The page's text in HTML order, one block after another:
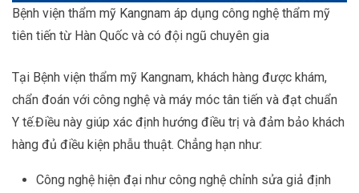
Bệnh viện thẩm mỹ Kangnam áp dụng công nghệ thẩm mỹ
tiên tiến từ Hàn Quốc và có đội ngũ chuyên gia
Tại Bệnh viện thẩm mỹ Kangnam, khách hàng được khám,
chẩn đoán với công nghệ và máy móc tân tiến và đạt chuẩn
Y tế.Điều này giúp xác định hướng điều trị và đảm bảo khách
hàng đủ điều kiện phẫu thuật. Chẳng hạn như:
Công nghệ hiện đại như công nghệ chỉnh sửa giả định